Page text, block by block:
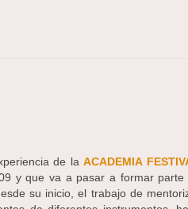
de la ACADEMIA
y que va a pasar a formar
su inicio, el trabajo de